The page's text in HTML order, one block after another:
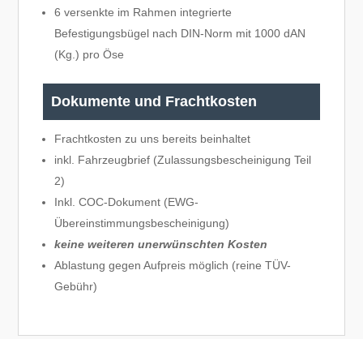
6 versenkte im Rahmen integrierte
Befestigungsbügel nach DIN-Norm mit 1000 dAN
(Kg.) pro Öse
Dokumente und Frachtkosten
Frachtkosten zu uns bereits beinhaltet
inkl. Fahrzeugbrief (Zulassungsbescheinigung Teil
2)
Inkl. COC-Dokument (EWG-
Übereinstimmungsbescheinigung)
keine weiteren unerwünschten Kosten
Ablastung gegen Aufpreis möglich (reine TÜV-
Gebühr)